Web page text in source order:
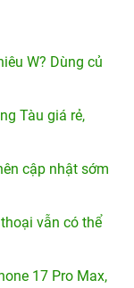
W? Dùng củ
Tàu giá rẻ,
cập nhật sớm
vẫn có thể
17 Pro Max,